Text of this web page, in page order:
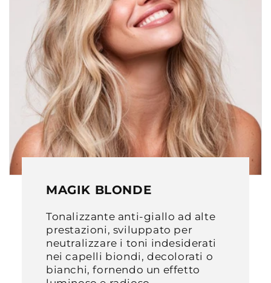
MAGIK BLONDE
Tonalizzante anti-giallo ad alte
prestazioni, sviluppato per
neutralizzare i toni indesiderati
nei capelli biondi, decolorati o
bianchi, fornendo un effetto